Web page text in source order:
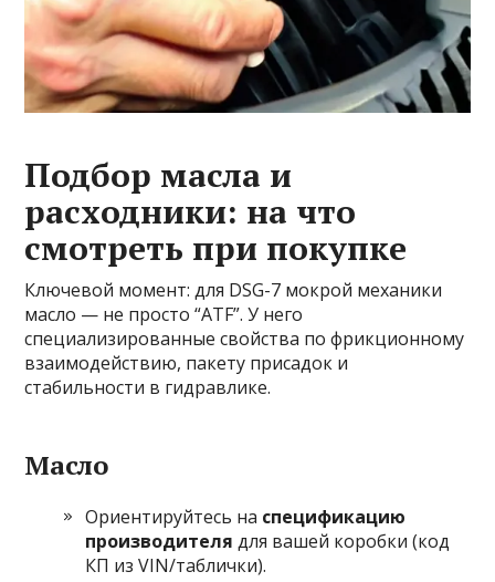
Подбор масла и
расходники: на что
смотреть при покупке
Ключевой момент: для DSG-7 мокрой механики
масло — не просто “ATF”. У него
специализированные свойства по фрикционному
взаимодействию, пакету присадок и
стабильности в гидравлике.
Масло
Ориентируйтесь на спецификацию
производителя для вашей коробки (код
КП из VIN/таблички).